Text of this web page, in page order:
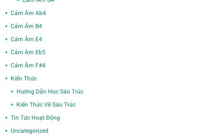
Cảm Âm Ab4
Cảm Âm B4
Cảm Âm E4
Cảm Âm Eb5
Cảm Âm F#4
Kiến Thức
Hướng Dẫn Học Sáo Trúc
Kiến Thức Về Sáo Trúc
Tin Tức Hoạt Động
Uncategorized